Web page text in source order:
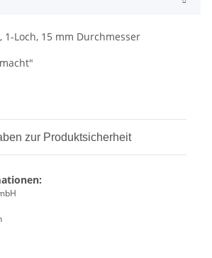
1-Loch, 15 mm Durchmesser
zur Produktsicherheit